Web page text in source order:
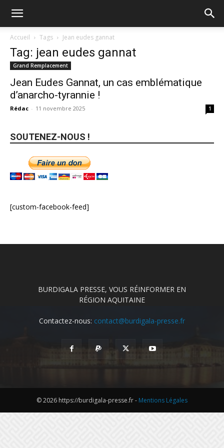
Accueil Tags Jean eudes gannat
Tag: jean eudes gannat
Grand Remplacement
Jean Eudes Gannat, un cas emblématique
d’anarcho-tyrannie !
Rédac - 11 novembre 2025 1
SOUTENEZ-NOUS !
[custom-facebook-feed]
BURDIGALA PRESSE, VOUS RÉINFORMER EN
RÉGION AQUITAINE
Contactez-nous: contact@burdigala-presse.fr
© 2026 https://burdigala-presse.fr - Mentions Légales